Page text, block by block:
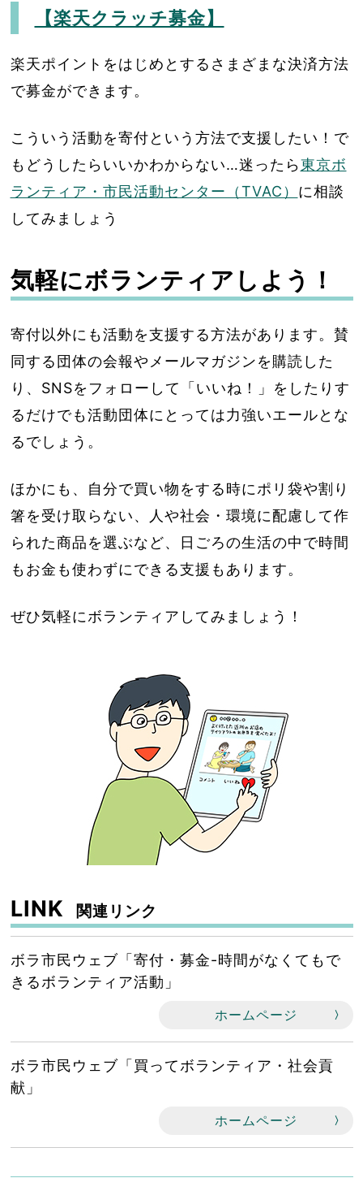
【楽天クラッチ募金】
楽天ポイントをはじめとするさまざまな決済方法
で募金ができます。
こういう活動を寄付という方法で支援したい！で
もどうしたらいいかわからない…迷ったら東京ボ
ランティア・市民活動センター（TVAC） に相談
してみましょう
気軽にボランティアしよう！
寄付以外にも活動を支援する方法があります。賛
同する団体の会報やメールマガジンを購読した
り、SNSをフォローして「いいね！」をしたりす
るだけでも活動団体にとっては力強いエールとな
るでしょう。
ほかにも、自分で買い物をする時にポリ袋や割り
箸を受け取らない、人や社会・環境に配慮して作
られた商品を選ぶなど、日ごろの生活の中で時間
もお金も使わずにできる支援もあります。
ぜひ気軽にボランティアしてみましょう！
LINK 関連リンク
ボラ市民ウェブ「寄付・募金-時間がなくてもで
きるボランティア活動」
ホームページ
ボラ市民ウェブ「買ってボランティア・社会貢
献」
ホームページ